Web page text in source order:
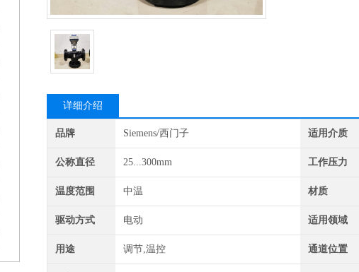
详细介绍
品牌 Siemens/西门子 适用介质
公称直径 25...300mm 工作压力
温度范围 中温 材质
驱动方式 电动 适用领域
用途 调节,温控 通道位置